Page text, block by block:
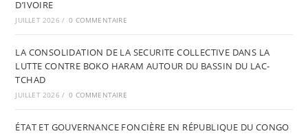
D’IVOIRE
JUILLET 2026 / 0 COMMENTAIRE
LA CONSOLIDATION DE LA SECURITE COLLECTIVE DANS LA
LUTTE CONTRE BOKO HARAM AUTOUR DU BASSIN DU LAC-
TCHAD
JUILLET 2026 / 0 COMMENTAIRE
ÉTAT ET GOUVERNANCE FONCIÈRE EN RÉPUBLIQUE DU CONGO